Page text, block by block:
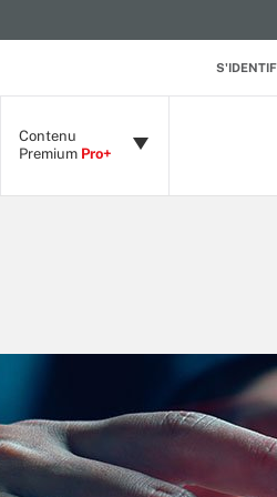
Contenu
Premium Pro+